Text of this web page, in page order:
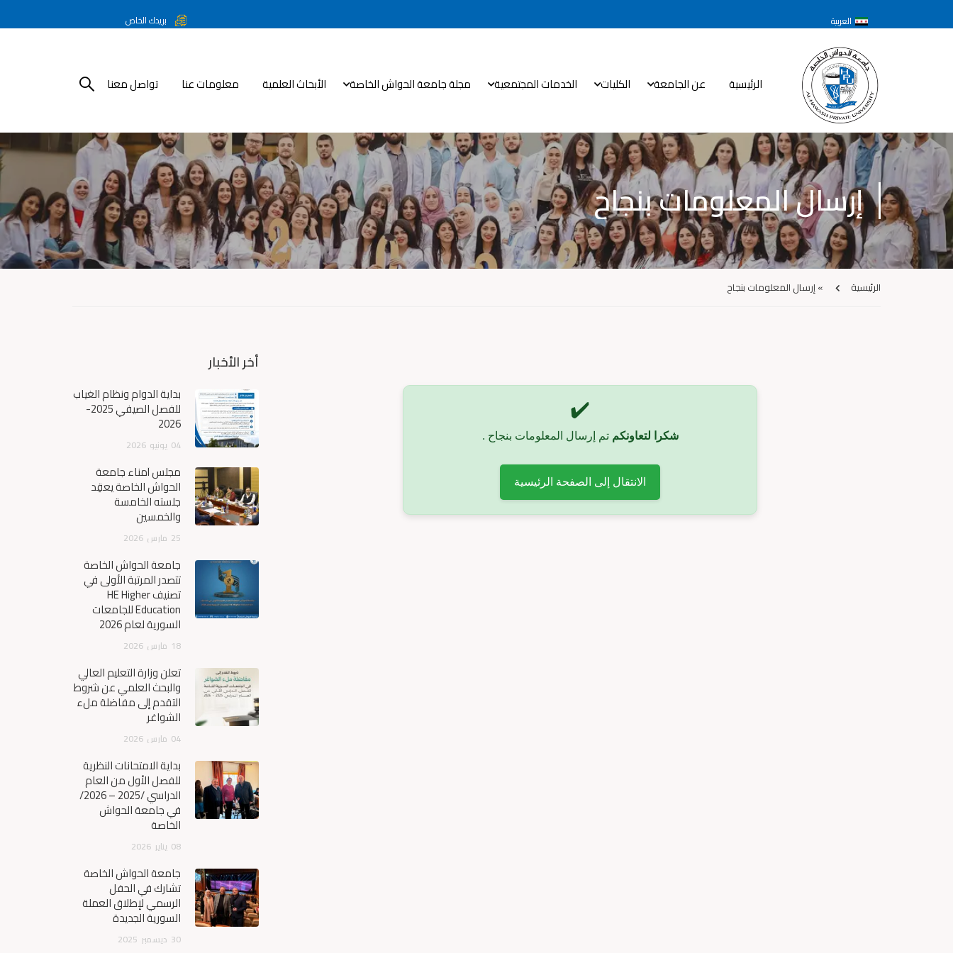
العربية بريدك الخاص
الرئيسية عن الجامعة الكليات الخدمات المجتمعية مجلة جامعة الحواش الخاصة الأبحاث العلمية معلومات عنا تواصل معنا
إرسال المعلومات بنجاح
الرئيسية »إرسال المعلومات بنجاح
✔️
شكرا لتعاونكم تم إرسال المعلومات بنجاح .
الانتقال إلى الصفحة الرئيسية
أخر الأخبار
بداية الدوام ونظام الغياب
للفصل الصيفي 2025-
2026
04 يونيو 2026
مجلس أمناء جامعة
الحواش الخاصة يعقِد
جلسته الخامسة
والخمسين
25 مارس 2026
جامعة الحواش الخاصة
تتصدر المرتبة الأولى في
تصنيف HE Higher
Education للجامعات
السورية لعام 2026
18 مارس 2026
تعلن وزارة التعليم العالي
والبحث العلمي عن شروط
التقدم إلى مفاضلة ملء
الشواغر
04 مارس 2026
بداية الامتحانات النظرية
للفصل الأول من العام
الدراسي /2025 – 2026/
في جامعة الحواش
الخاصة
08 يناير 2026
جامعة الحواش الخاصة
تشارك في الحفل
الرسمي لإطلاق العملة
السورية الجديدة
30 ديسمبر 2025